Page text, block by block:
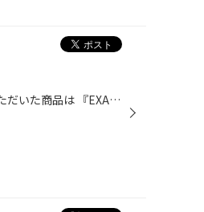
本日は！ オーラNISMOへ マフラー交換のご依頼です。 お選びいただいた商品は 『EXART ONEマフラー』 e-powerでもしっかりスポーツサウンドを 楽しみたい方にはオススメです♪ もちろん車検適合品で安心してお使いいただける 商品になっており、テールエンドも チタン、ステンレス、カーボンから お...